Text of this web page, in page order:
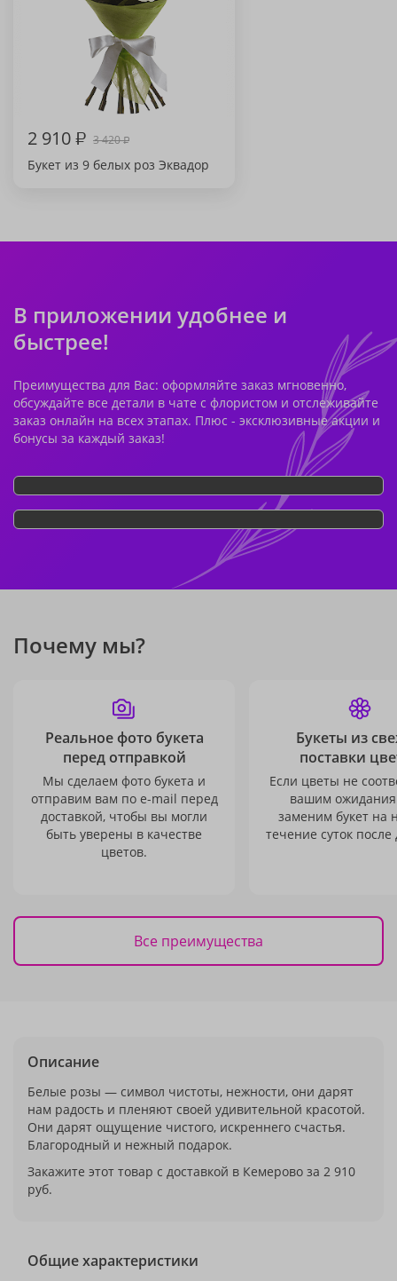
2 910₽ 3 420₽
Букет из 9 белых роз Эквадор
В приложении удобнее и
быстрее!
Преимущества для Вас: оформляйте заказ мгновенно,
обсуждайте все детали в чате с флористом и отслеживайте
заказ онлайн на всех этапах. Плюс - эксклюзивные акции и
бонусы за каждый заказ!
Почему мы?
Реальное фото букета
перед отправкой
Мы сделаем фото букета и
отправим вам по e-mail перед
доставкой, чтобы вы могли
быть уверены в качестве
цветов.
Букеты из
поставки
Если цветы не
вашим
заменим букет на
течение суток после
Все преимущества
Описание
Белые розы — символ чистоты, нежности, они дарят
нам радость и пленяют своей удивительной красотой.
Они дарят ощущение чистого, искреннего счастья.
Благородный и нежный подарок.
Закажите этот товар с доставкой в Кемерово за 2 910
руб.
Общие характеристики